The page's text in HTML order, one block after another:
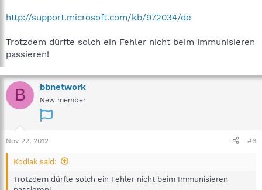
http://support.microsoft.com/kb/972034/de
Trotzdem dürfte solch ein Fehler nicht beim Immunisieren
passieren!
B bbnetwork
New member
Nov 22, 2012 #6
Kodiak said:
Trotzdem dürfte solch ein Fehler nicht beim Immunisieren